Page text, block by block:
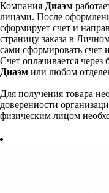
Компания Диаэм
лицами. После
сформирует счет и
страницу заказа в
сами сформировать счет
Счет оплачивается
Диаэм или любом
Для получения товара
доверенности
физическим лицом